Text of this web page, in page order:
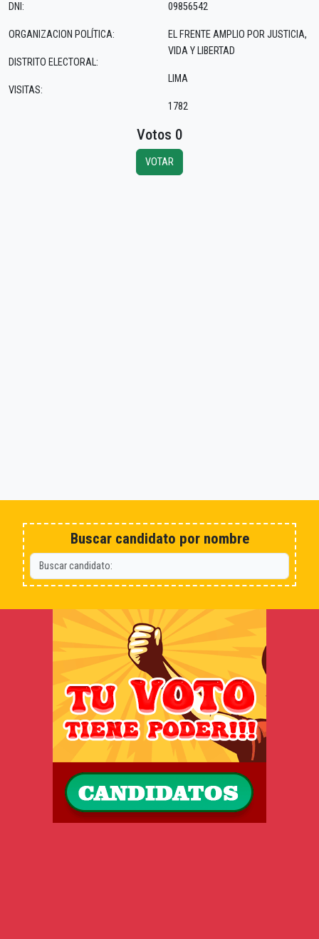
DNI:
ORGANIZACION POLÍTICA:
DISTRITO ELECTORAL:
VISITAS:
09856542
EL FRENTE AMPLIO POR JUSTICIA,
VIDA Y LIBERTAD
LIMA
1782
Votos 0
VOTAR
Buscar candidato por nombre